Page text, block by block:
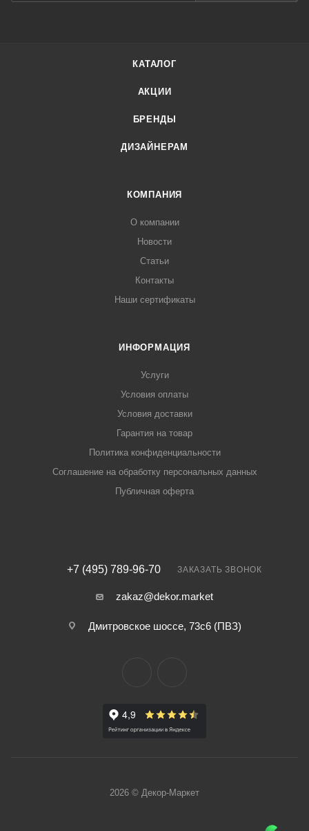
КАТАЛОГ
АКЦИИ
БРЕНДЫ
ДИЗАЙНЕРАМ
КОМПАНИЯ
О компании
Новости
Статьи
Контакты
Наши сертификаты
ИНФОРМАЦИЯ
Услуги
Условия оплаты
Условия доставки
Гарантия на товар
Политика конфиденциальности
Соглашение на обработку персональных данных
Публичная оферта
+7 (495) 789-96-70 ЗАКАЗАТЬ ЗВОНОК
zakaz@dekor.market
Дмитровское шоссе, 73с6 (ПВЗ)
2026 © Декор-Маркет